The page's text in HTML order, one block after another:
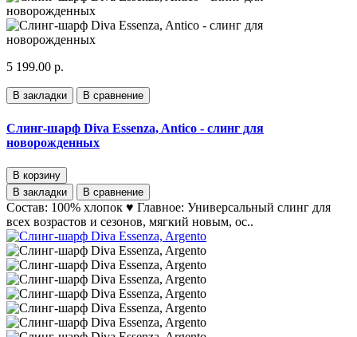
5 199.00 р.
В закладки В сравнение
Слинг-шарф Diva Essenza, Antico - слинг для
новорожденных
В корзину
В закладки
В сравнение
Состав: 100% хлопок ♥ Главное: Универсальный слинг для
всех возрастов и сезонов, мягкий новым, ос..